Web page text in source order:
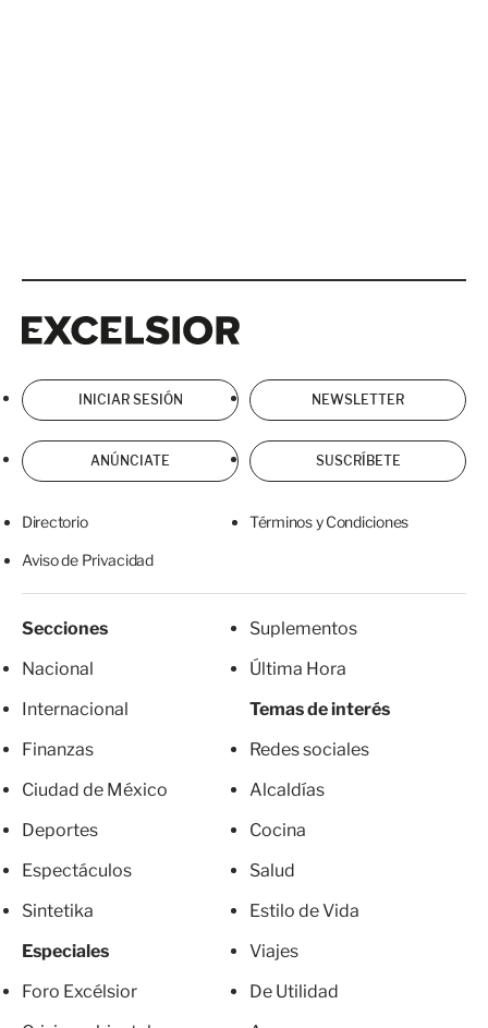
INICIAR SESIÓN NEWSLETTER
ANÚNCIATE SUSCRÍBETE
Directorio Términos y Condiciones
Aviso de Privacidad
Secciones
Nacional
Internacional
Finanzas
Ciudad de México
Deportes
Espectáculos
Sintetika
Especiales
Foro Excélsior
Suplementos
Última Hora
Temas de interés
Redes sociales
Alcaldías
Cocina
Salud
Estilo de Vida
Viajes
De Utilidad